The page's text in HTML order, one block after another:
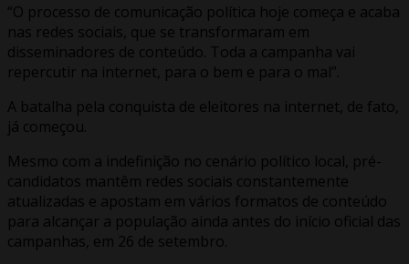
“O processo de comunicação política hoje começa e acaba
nas redes sociais, que se transformaram em
disseminadores de conteúdo. Toda a campanha vai
repercutir na internet, para o bem e para o mal”.
A batalha pela conquista de eleitores na internet, de fato,
já começou.
Mesmo com a indefinição no cenário político local, pré-
candidatos mantêm redes sociais constantemente
atualizadas e apostam em vários formatos de conteúdo
para alcançar a população ainda antes do início oficial das
campanhas, em 26 de setembro.